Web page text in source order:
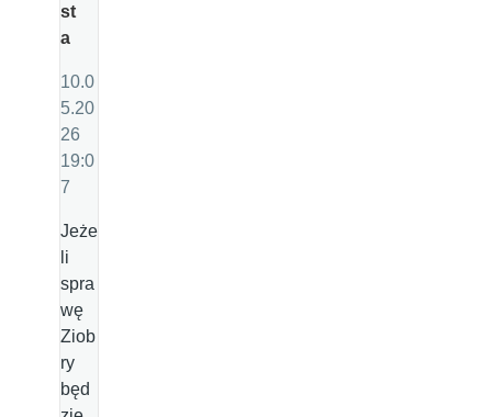
st
a
10.0
5.20
26
19:0
7
Jeże
li
spra
wę
Ziob
ry
będ